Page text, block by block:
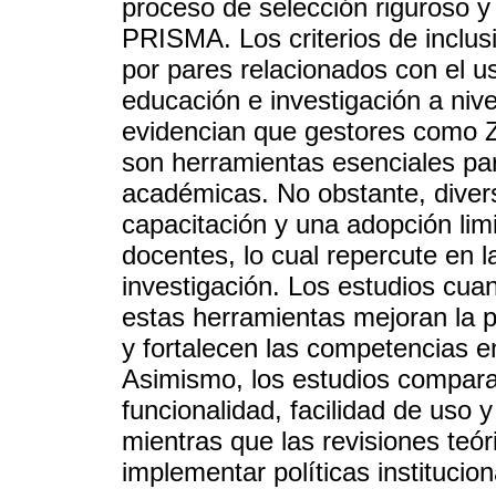
proceso de selección riguroso
PRISMA. Los criterios de
por pares relacionados con el
educación e investigación a
evidencian que gestores como
son herramientas esenciales
académicas. No obstante,
capacitación y una adopción
docentes, lo cual repercute en
investigación. Los estudios
estas herramientas mejoran la
y fortalecen las competencias
Asimismo, los estudios
funcionalidad, facilidad de uso
mientras que las revisiones
implementar políticas